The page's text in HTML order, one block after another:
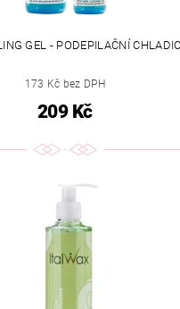
GEL - PODEPILAČNÍ
173 Kč bez DPH
209 Kč